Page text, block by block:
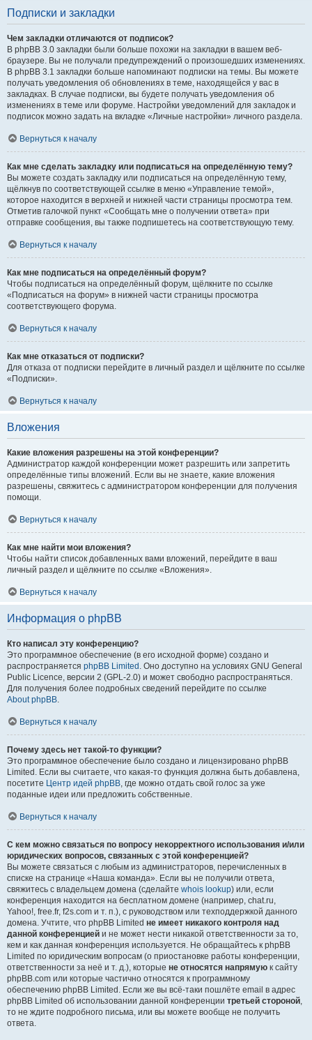
Подписки и закладки
Чем закладки отличаются от подписок?
В phpBB 3.0 закладки были больше похожи на закладки в вашем веб-
браузере. Вы не получали предупреждений о произошедших изменениях.
В phpBB 3.1 закладки больше напоминают подписки на темы. Вы можете
получать уведомления об обновлениях в теме, находящейся у вас в
закладках. В случае подписки, вы будете получать уведомления об
изменениях в теме или форуме. Настройки уведомлений для закладок и
подписок можно задать на вкладке «Личные настройки» личного раздела.
Вернуться к началу
Как мне сделать закладку или подписаться на определённую тему?
Вы можете создать закладку или подписаться на определённую тему,
щёлкнув по соответствующей ссылке в меню «Управление темой»,
которое находится в верхней и нижней части страницы просмотра тем.
Отметив галочкой пункт «Сообщать мне о получении ответа» при
отправке сообщения, вы также подпишетесь на соответствующую тему.
Вернуться к началу
Как мне подписаться на определённый форум?
Чтобы подписаться на определённый форум, щёлкните по ссылке
«Подписаться на форум» в нижней части страницы просмотра
соответствующего форума.
Вернуться к началу
Как мне отказаться от подписки?
Для отказа от подписки перейдите в личный раздел и щёлкните по ссылке
«Подписки».
Вернуться к началу
Вложения
Какие вложения разрешены на этой конференции?
Администратор каждой конференции может разрешить или запретить
определённые типы вложений. Если вы не знаете, какие вложения
разрешены, свяжитесь с администратором конференции для получения
помощи.
Вернуться к началу
Как мне найти мои вложения?
Чтобы найти список добавленных вами вложений, перейдите в ваш
личный раздел и щёлкните по ссылке «Вложения».
Вернуться к началу
Информация о phpBB
Кто написал эту конференцию?
Это программное обеспечение (в его исходной форме) создано и
распространяется phpBB Limited . Оно доступно на условиях GNU General
Public Licence, версии 2 (GPL-2.0) и может свободно распространяться.
Для получения более подробных сведений перейдите по ссылке
About phpBB.
Вернуться к началу
Почему здесь нет такой-то функции?
Это программное обеспечение было создано и лицензировано phpBB
Limited. Если вы считаете, что какая-то функция должна быть добавлена,
посетите Центр идей phpBB, где можно отдать свой голос за уже
поданные идеи или предложить собственные.
Вернуться к началу
С кем можно связаться по вопросу некорректного использования и/или
юридических вопросов, связанных с этой конференцией?
Вы можете связаться с любым из администраторов, перечисленных в
списке на странице «Наша команда». Если вы не получили ответа,
свяжитесь с владельцем домена (сделайте whois lookup) или, если
конференция находится на бесплатном домене (например, chat.ru,
Yahoo!, free.fr, f2s.com и т. п.), с руководством или техподдержкой данного
домена. Учтите, что phpBB Limited не имеет никакого контроля над
данной конференцией и не может нести никакой ответственности за то,
кем и как данная конференция используется. Не обращайтесь к phpBB
Limited по юридическим вопросам (о приостановке работы конференции,
ответственности за неё и т. д.), которые не относятся напрямую к сайту
phpBB.com или которые частично относятся к программному
обеспечению phpBB Limited. Если же вы всё-таки пошлёте email в адрес
phpBB Limited об использовании данной конференции третьей стороной,
то не ждите подробного письма, или вы можете вообще не получить
ответа.